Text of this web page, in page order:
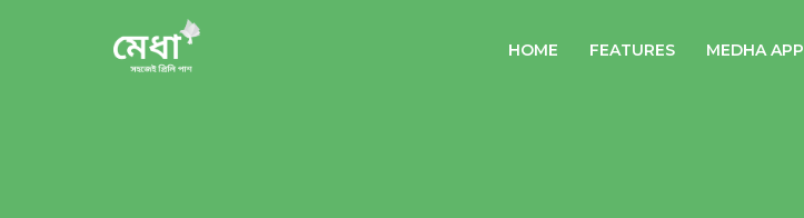
HOME FEATURES MEDHA APP